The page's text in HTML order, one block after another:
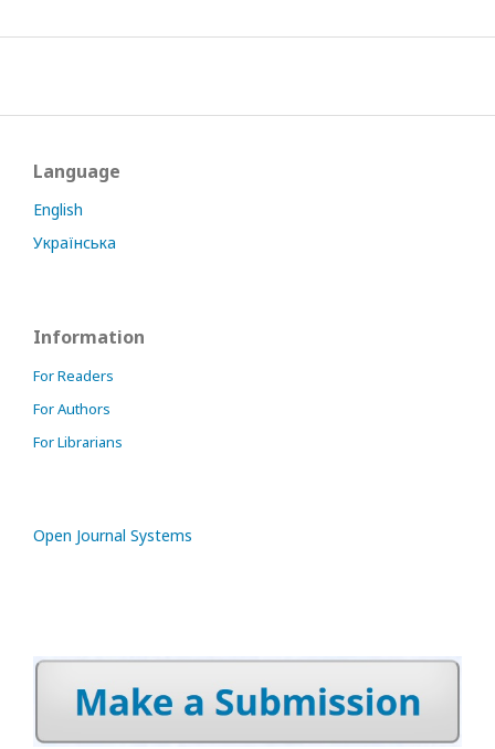
Language
English
Українська
Information
For Readers
For Authors
For Librarians
Open Journal Systems